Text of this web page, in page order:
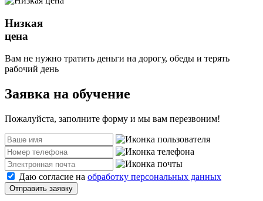
Низкая
цена
Вам не нужно тратить деньги на дорогу, обеды и терять
рабочий день
Заявка на обучение
Пожалуйста, заполните форму и мы вам перезвоним!
Даю согласие на обработку персональных данных
Отправить заявку